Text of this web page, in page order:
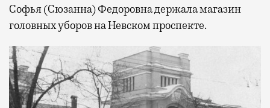
Софья (Сюзанна) Федоровна держала магазин
головных уборов на Невском проспекте.